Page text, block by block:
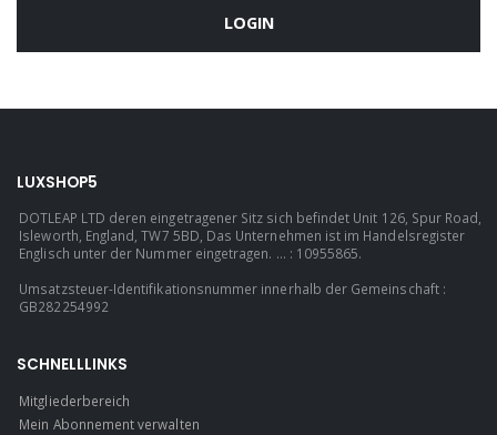
LOGIN
LUXSHOP5
DOTLEAP LTD deren eingetragener Sitz sich befindet Unit 126, Spur Road,
Isleworth, England, TW7 5BD, Das Unternehmen ist im Handelsregister
Englisch unter der Nummer eingetragen. ... : 10955865.
Umsatzsteuer-Identifikationsnummer innerhalb der Gemeinschaft :
GB282254992
SCHNELLLINKS
Mitgliederbereich
Mein Abonnement verwalten